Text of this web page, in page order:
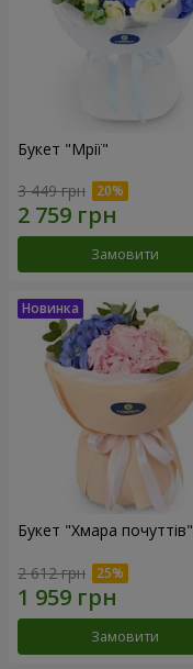
Букет "Мрії"
3 449 грн
Замовити
Букет "Хмара почуттів"
2 612 грн
Замовити